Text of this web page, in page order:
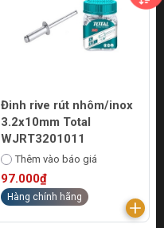
Đinh rive rút nhôm/inox
3.2x10mm Total
WJRT3201011
Thêm vào báo giá
97.000₫
Hàng chính hãng